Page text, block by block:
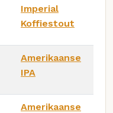
Imperial
Koffiestout
Amerikaanse
IPA
Amerikaanse